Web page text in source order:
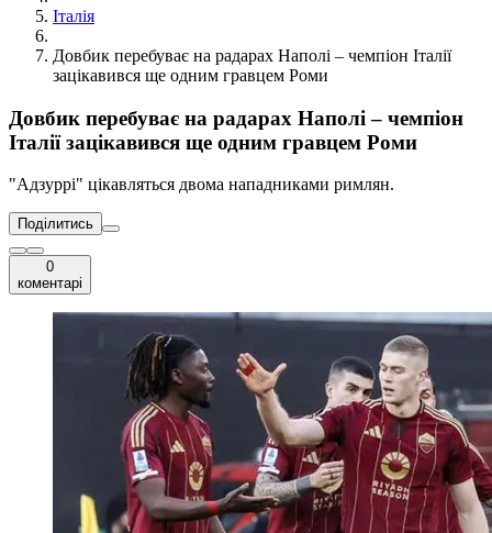
Італія
Довбик перебуває на радарах Наполі – чемпіон Італії
зацікавився ще одним гравцем Роми
Довбик перебуває на радарах Наполі – чемпіон
Італії зацікавився ще одним гравцем Роми
"Адзуррі" цікавляться двома нападниками римлян.
Поділитись
0
коментарі